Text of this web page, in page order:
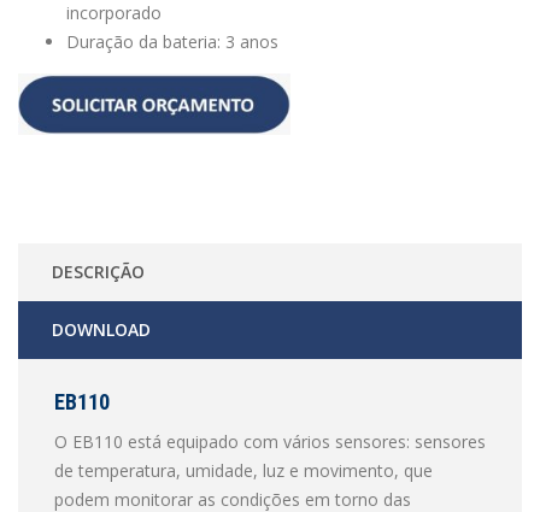
incorporado
Duração da bateria: 3 anos
DESCRIÇÃO
DOWNLOAD
EB110
O EB110 está equipado com vários sensores: sensores
de temperatura, umidade, luz e movimento, que
podem monitorar as condições em torno das